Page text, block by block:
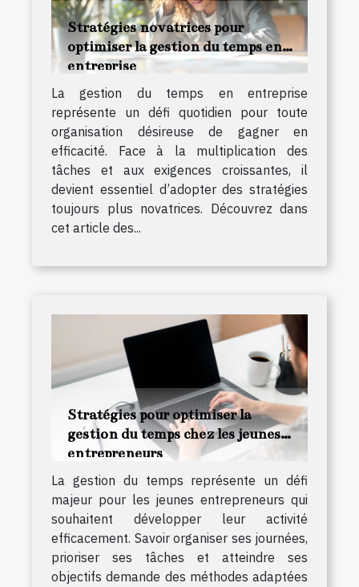
Stratégies novatrices pour
optimiser la gestion du temps en
entreprise
La gestion du temps en entreprise
représente un défi quotidien pour toute
organisation désireuse de gagner en
efficacité. Face à la multiplication des
tâches et aux exigences croissantes, il
devient essentiel d’adopter des stratégies
toujours plus novatrices. Découvrez dans
cet article des...
Stratégies pour optimiser la
gestion du temps chez les jeunes
entrepreneurs
La gestion du temps représente un défi
majeur pour les jeunes entrepreneurs qui
souhaitent développer leur activité
efficacement. Savoir organiser ses journées,
prioriser ses tâches et atteindre ses
objectifs demande des méthodes adaptées